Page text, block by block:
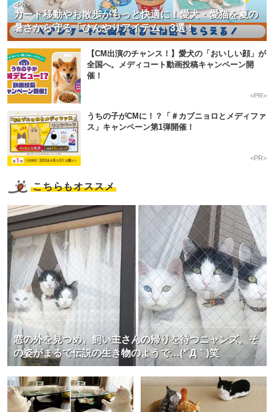
カート移動やお散歩がもっと快適に！愛犬・愛猫を夏の
暑さから守る「ひんやりアイテム」3選！
<PR>
【CM出演のチャンス！】愛犬の「おいしい顔」が
全国へ。メディコート動画投稿キャンペーン開
催！
<PR>
うちの子がCMに！？「＃カブニョロとメディファ
ス」キャンペーン第1弾開催！
<PR>
こちらもオススメ
窓の外を見つめ、飼い主さんの帰りを待つニャンズ。そ
の姿がまるで伝説の生き物のようで…(*´Д｀)笑